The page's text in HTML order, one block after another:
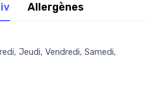
Allergènes
Jeudi, Vendredi, Samedi,